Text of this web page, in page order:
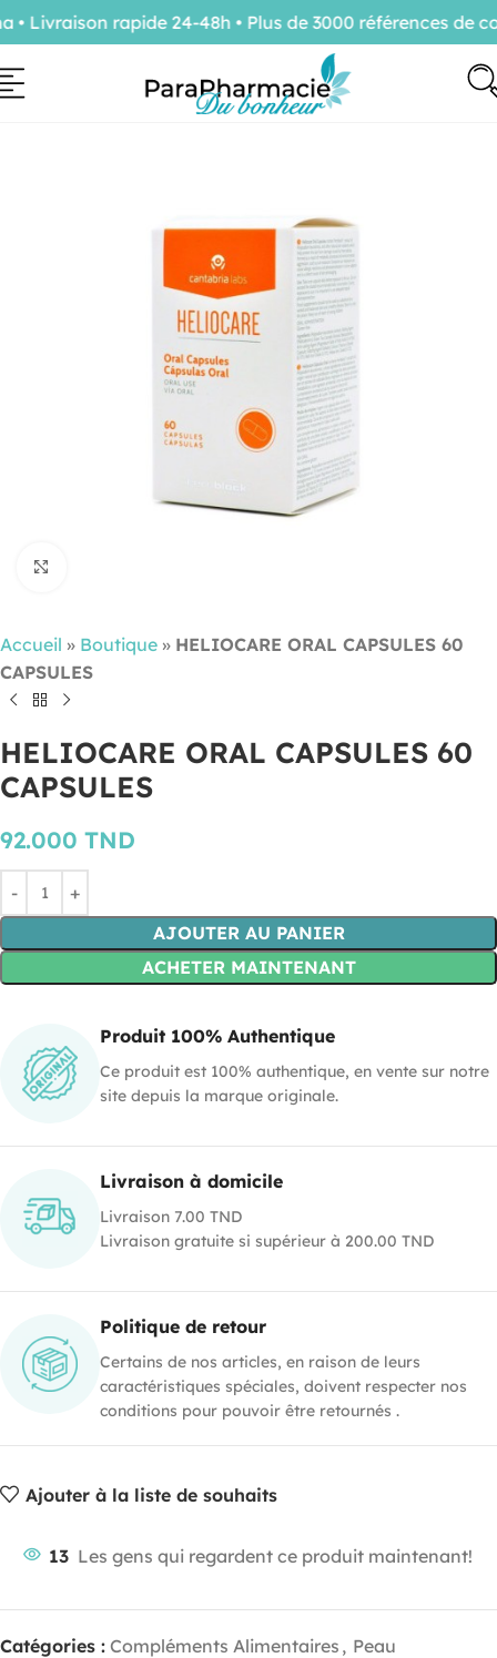
Accueil » Boutique » HELIOCARE ORAL CAPSULES 60
CAPSULES
HELIOCARE ORAL CAPSULES 60
CAPSULES
92.000 TND
AJOUTER AU PANIER
ACHETER MAINTENANT
Produit 100% Authentique
Ce produit est 100% authentique, en vente sur notre
site depuis la marque originale.
Livraison à domicile
Livraison 7.00 TND
Livraison gratuite si supérieur à 200.00 TND
Politique de retour
Certains de nos articles, en raison de leurs
caractéristiques spéciales, doivent respecter nos
conditions pour pouvoir être retournés .
Ajouter à la liste de souhaits
13 Les gens qui regardent ce produit maintenant!
Catégories : Compléments Alimentaires , Peau
Livraison rapide 24-48h • Plus de 3000 références de